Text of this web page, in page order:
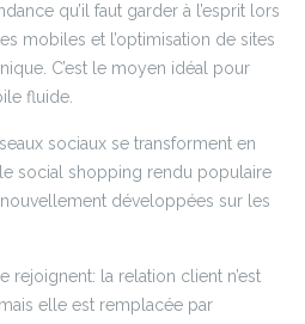
qu’il faut garder à l’esprit lors
mobiles et l’optimisation de sites
C’est le moyen idéal pour
fluide.
sociaux se transforment en
social shopping rendu populaire
développées sur les
rejoignent: la relation client n’est
elle est remplacée par